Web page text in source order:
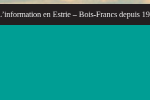
en Estrie – Bois-Francs depuis 1972